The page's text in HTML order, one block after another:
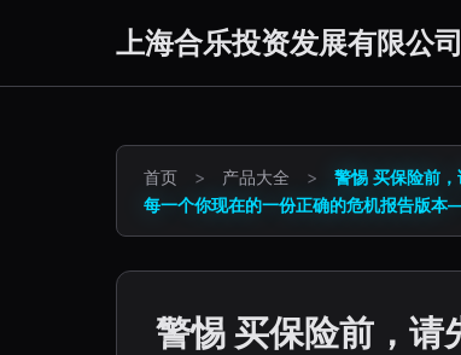
上海合乐投资发展有限公司
首页 > 产品大全 >
警惕 买保险前
每一个你现在的一份正确的危机报告版本
警惕 买保险前，请